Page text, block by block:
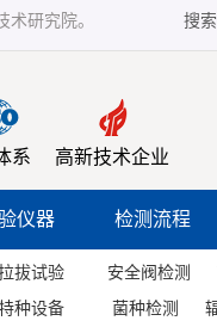
研究院。 搜
系 高新技术企业
仪器 检测流程
拔试验 安全阀检测
种设备
菌种检测